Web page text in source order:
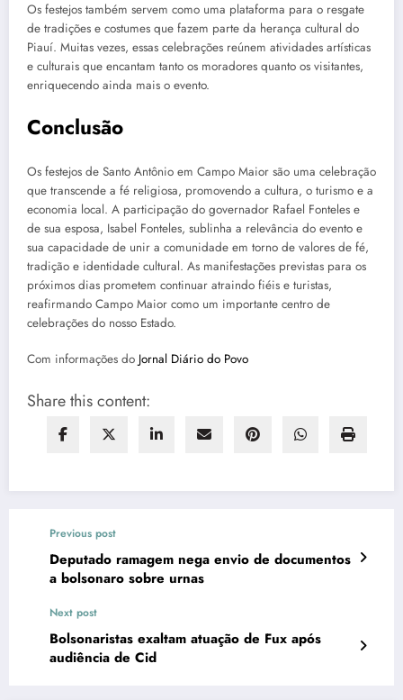
Os festejos também servem como uma plataforma para o resgate
de tradições e costumes que fazem parte da herança cultural do
Piauí. Muitas vezes, essas celebrações reúnem atividades artísticas
e culturais que encantam tanto os moradores quanto os visitantes,
enriquecendo ainda mais o evento.
Conclusão
Os festejos de Santo Antônio em Campo Maior são uma celebração
que transcende a fé religiosa, promovendo a cultura, o turismo e a
economia local. A participação do governador Rafael Fonteles e
de sua esposa, Isabel Fonteles, sublinha a relevância do evento e
sua capacidade de unir a comunidade em torno de valores de fé,
tradição e identidade cultural. As manifestações previstas para os
próximos dias prometem continuar atraindo fiéis e turistas,
reafirmando Campo Maior como um importante centro de
celebrações do nosso Estado.
Com informações do Jornal Diário do Povo
Share this content:
Previous post
Deputado ramagem nega envio de documentos
a bolsonaro sobre urnas
Next post
Bolsonaristas exaltam atuação de Fux após
audiência de Cid